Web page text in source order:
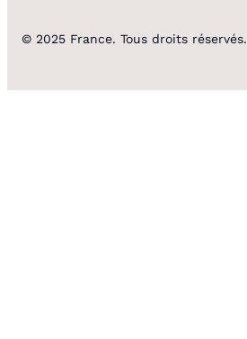
© 2025 France. Tous droits réservés.